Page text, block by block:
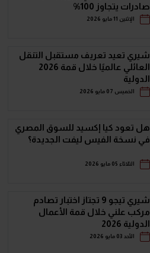
صادرات يتجاوز 100%
الإثنين 11 مايو 2026
شيري تعيد تعريف مستقبل التنقل
العائلي عالميًا خلال قمة 2026
الدولية
الخميس 07 مايو 2026
هل تعود كيا إكسيد للسوق المصري
في نسخة الفيس ليفت الجديدة؟
الثلاثاء 05 مايو 2026
شيري تيجو 9 تجتاز اختبار تصادم
مركب علني خلال قمة الأعمال
الدولية 2026
الأحد 03 مايو 2026